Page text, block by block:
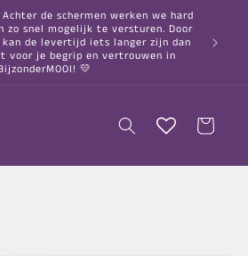
de schermen werken we hard
zo snel mogelijk te versturen. Door
de levertijd iets langer zijn dan
voor je begrip en vertrouwen in
💛
○
Winkelwagen